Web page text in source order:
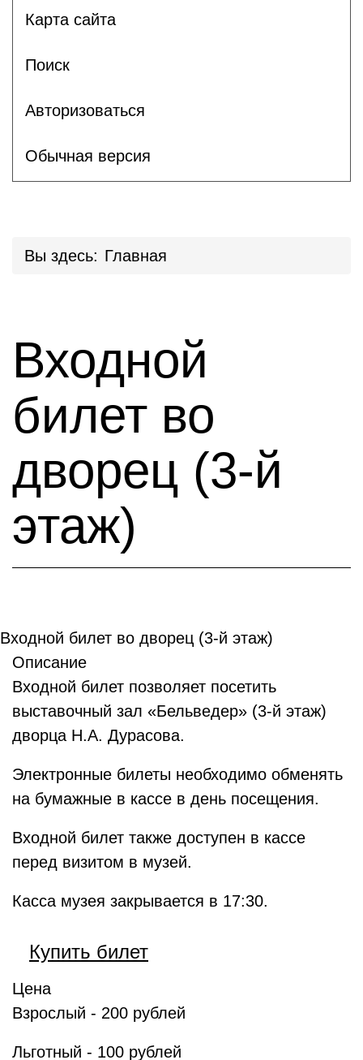
Карта сайта
Поиск
Авторизоваться
Обычная версия
Вы здесь: Главная
Входной
билет во
дворец (3-й
этаж)
Входной билет во дворец (3-й этаж)
Описание
Входной билет позволяет посетить
выставочный зал «Бельведер» (3-й этаж)
дворца Н.А. Дурасова.
Электронные билеты необходимо обменять
на бумажные в кассе в день посещения.
Входной билет также доступен в кассе
перед визитом в музей.
Касса музея закрывается в 17:30.
Купить билет
Цена
Взрослый - 200 рублей
Льготный - 100 рублей